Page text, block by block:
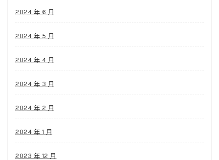
2024 年 6 月
2024 年 5 月
2024 年 4 月
2024 年 3 月
2024 年 2 月
2024 年 1 月
2023 年 12 月